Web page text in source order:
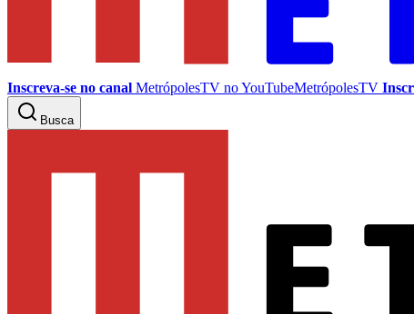
Inscreva-se no canal MetrópolesTV noYouTubeMetrópolesTV
Busca